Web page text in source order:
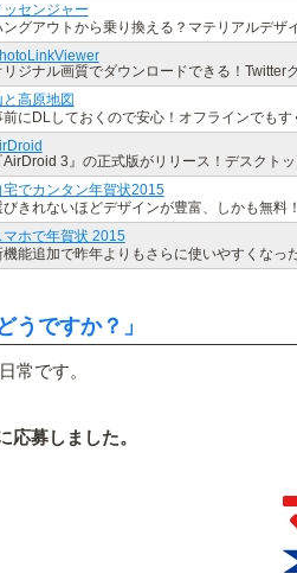
ッセンジャー
ングアウトから乗り換える？マテリアルデザ
リジナル画質でダウンロードできる！Twitter
と高原地図
前にDLしておくので安心！オフラインでもす
AirDroid 3』の正式版がリリース！デスクト
宅でカンタン年賀状2015
びきれないほどデザインが豊富、しかも無料！
マホで年賀状 2015
機能追加で昨年よりもさらに使いやすくなっ
うですか？」
常です。
応募しました。